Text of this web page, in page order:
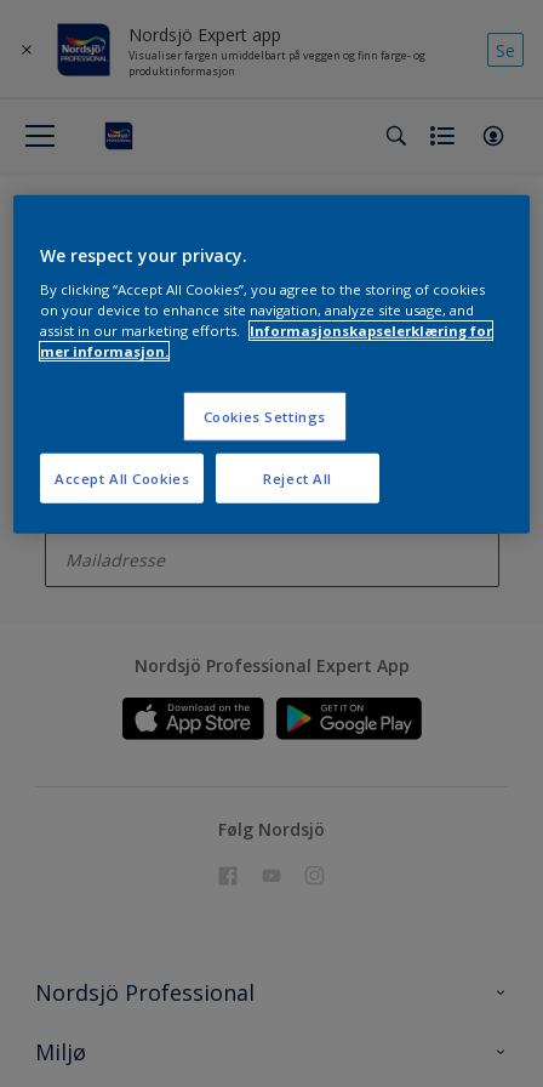
Nordsjö Expert app
Visualiser fargen umiddelbart på veggen og finn farge- og
produktinformasjon
Se
Få tilsendt vårt nyhetsbrev
fellesskap av profesjonelle malere. Ikke gå glipp av
muligheten til å få nyhetene først og dra nytte av
ekspertråd som gjør en forskjell!
Nordsjö Professional Expert App
Følg Nordsjö
Nordsjö Professional
Kontakt oss
Miljø
We respect your privacy.
By clicking “Accept All Cookies”, you agree to the storing of cookies
on your device to enhance site navigation, analyze site usage, and
assist in our marketing efforts.
Informasjonskapselerklæring for
mer informasjon.
Cookies Settings
Reject All
Accept All Cookies